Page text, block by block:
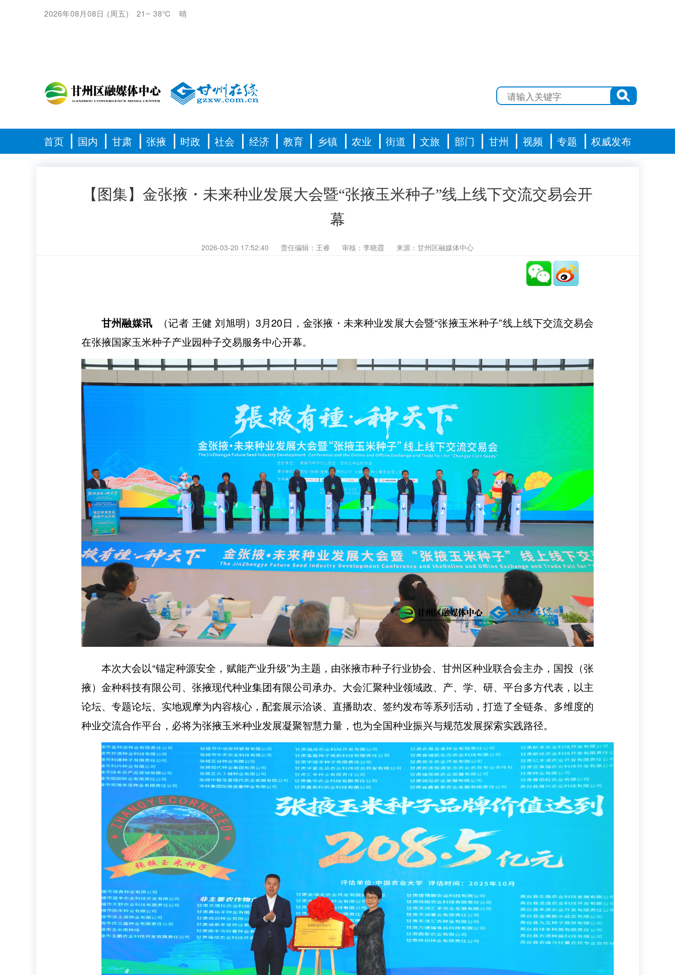
2026年08月08日 (周五) 21~ 38℃ 晴
首页 国内 甘肃 张掖 时政 社会 经济 教育 乡镇 农业 街道 文旅 部门 甘州 视频 专题 权威发布
【图集】金张掖・未来种业发展大会暨“张掖玉米种子”线上线下交流交易会开
幕
2026-03-20 17:52:40 责任编辑：王睿 审核：李晓霞 来源：甘州区融媒体中心
甘州融媒讯
（记者 王健 刘旭明）3月20日，金张掖・未来种业发展大会暨“张掖玉米种子”线上线下交流交易会
在张掖国家玉米种子产业园种子交易服务中心开幕。
本次大会以“锚定种源安全，赋能产业升级”为主题，由张掖市种子行业协会、甘州区种业联合会主办，国投（张
掖）金种科技有限公司、张掖现代种业集团有限公司承办。大会汇聚种业领域政、产、学、研、平台多方代表，以主
论坛、专题论坛、实地观摩为内容核心，配套展示洽谈、直播助农、签约发布等系列活动，打造了全链条、多维度的
种业交流合作平台，必将为张掖玉米种业发展凝聚智慧力量，也为全国种业振兴与规范发展探索实践路径。